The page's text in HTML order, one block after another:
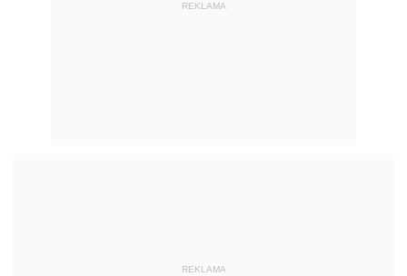
REKLAMA
REKLAMA